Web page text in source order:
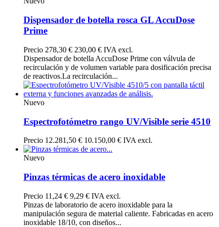
Dispensador de botella rosca GL AccuDose
Prime
Precio 278,30 € 230,00 € IVA excl.
Dispensador de botella AccuDose Prime con válvula de
recirculación y de volumen variable para dosificación precisa
de reactivos.La recirculación...
Nuevo
Espectrofotómetro rango UV/Visible serie 4510
Precio 12.281,50 € 10.150,00 € IVA excl.
Nuevo
Pinzas térmicas de acero inoxidable
Precio 11,24 € 9,29 € IVA excl.
Pinzas de laboratorio de acero inoxidable para la
manipulación segura de material caliente. Fabricadas en acero
inoxidable 18/10, con diseños...